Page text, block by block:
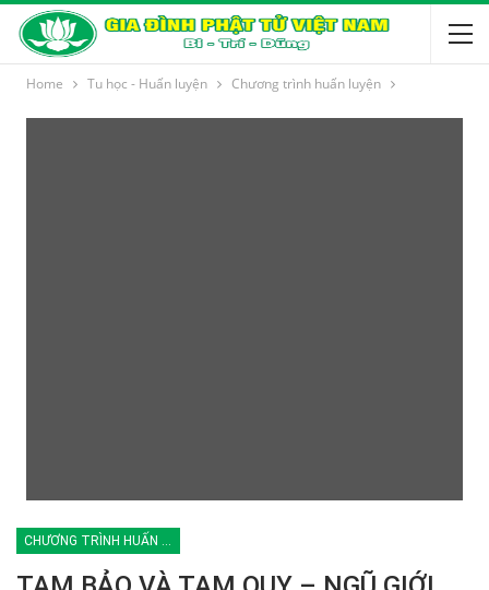
Home Tu học - Huấn luyện Chương trình huấn luyện
CHƯƠNG TRÌNH HUẤN LUYỆN